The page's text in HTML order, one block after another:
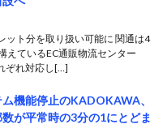
ット分を取り扱い可能に 関通は4
えているEC通販物流センター
ぞれ対応し[…]
機能停止のKADOKAWA、
が平常時の3分の1にとどま